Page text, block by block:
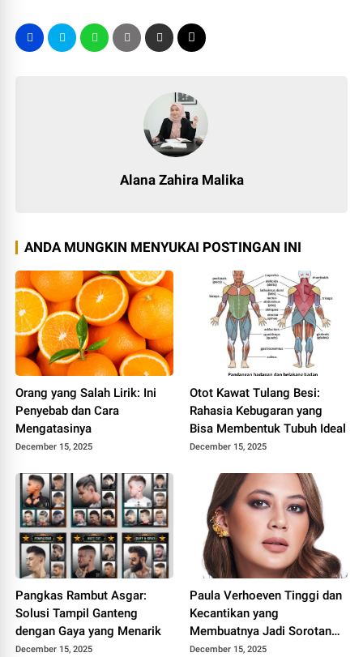
Alana Zahira Malika
ANDA MUNGKIN MENYUKAI POSTINGAN INI
Orang yang Salah Lirik: Ini
Penyebab dan Cara
Mengatasinya
December 15, 2025
Otot Kawat Tulang Besi:
Rahasia Kebugaran yang
Bisa Membentuk Tubuh Ideal
December 15, 2025
Pangkas Rambut Asgar:
Solusi Tampil Ganteng
dengan Gaya yang Menarik
December 15, 2025
Paula Verhoeven Tinggi dan
Kecantikan yang
Membuatnya Jadi Sorotan
Dunia
December 15, 2025